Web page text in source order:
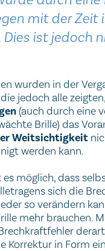
mit der Zeit
Dies ist jedoch
wurden in der
jedoch alle
(auch durch eine
Brille) das
Weitsichtigkeit
werden kann.
es möglich, dass
sich die
so verändern
mehr brauchen.
Korrektur in Form